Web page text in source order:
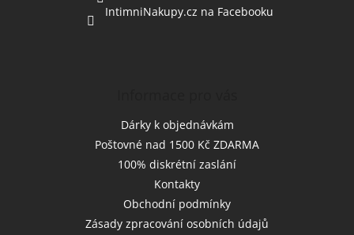
IntimniNakupy.cz na Facebooku
Dárky k objednávkám
Poštovné nad 1500 Kč ZDARMA
100% diskrétní zaslání
Kontakty
Obchodní podmínky
Zásady zpracování osobních údajů